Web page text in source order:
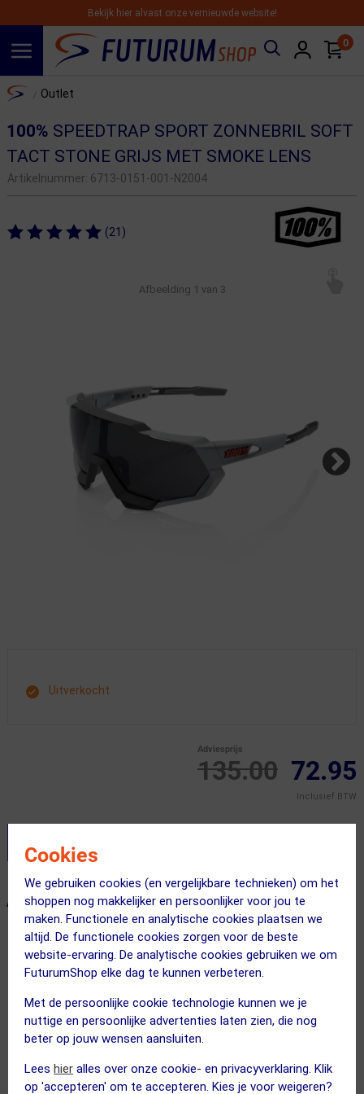
Cookies
We gebruiken cookies (en vergelijkbare technieken) om het
shoppen nog makkelijker en persoonlijker voor jou te
maken. Functionele en analytische cookies plaatsen we
altijd. De functionele cookies zorgen voor de beste
website-ervaring. De analytische cookies gebruiken we om
FuturumShop elke dag te kunnen verbeteren.
Met de persoonlijke cookie technologie kunnen we je
nuttige en persoonlijke advertenties laten zien, die nog
beter op jouw wensen aansluiten.
Lees hier alles over onze cookie- en privacyverklaring. Klik
op 'accepteren' om te accepteren. Kies je voor weigeren?
Bekijk hier alvast onze vernieuwde website!
0
Home Outlet
100% SPEEDTRAP SPORT ZONNEBRIL SOFT
TACT STONE GRIJS MET SMOKE LENS
Artikelnummer: 6713-0151-001-N2004
(21)
Afbeelding 1 van 3
Uitverkocht
135.00
Adviesprijs
72.95
Inclusief BTW
ALTERNATIEVE PRODUCTEN